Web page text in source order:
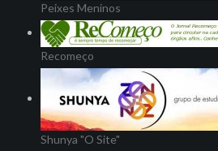
Peixes Meninos
Recomeço
Shunya "O Site"